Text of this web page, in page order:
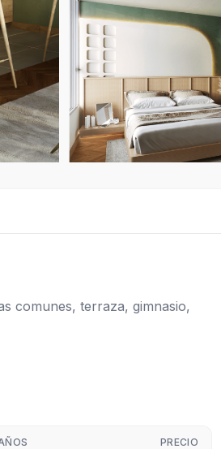
comunes, terraza, gimnasio,
PRECIO